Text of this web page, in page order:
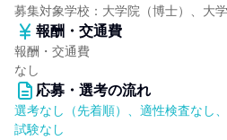
募集対象学校：大学院（博士）、大
報酬・交通費
報酬・交通費
なし
応募・選考の流れ
選考なし（先着順）、適性検査なし
試験なし